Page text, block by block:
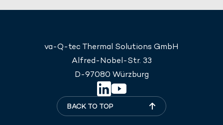
va-Q-tec Thermal Solutions GmbH
Alfred-Nobel-Str. 33
D-97080 Würzburg
BACK TO TOP